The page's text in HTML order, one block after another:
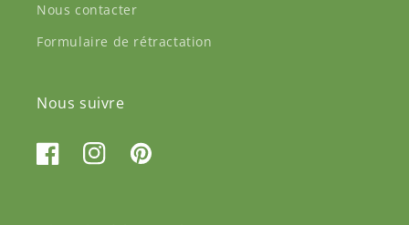
Nous contacter
Formulaire de rétractation
Nous suivre
FacebookInstagramPinterest